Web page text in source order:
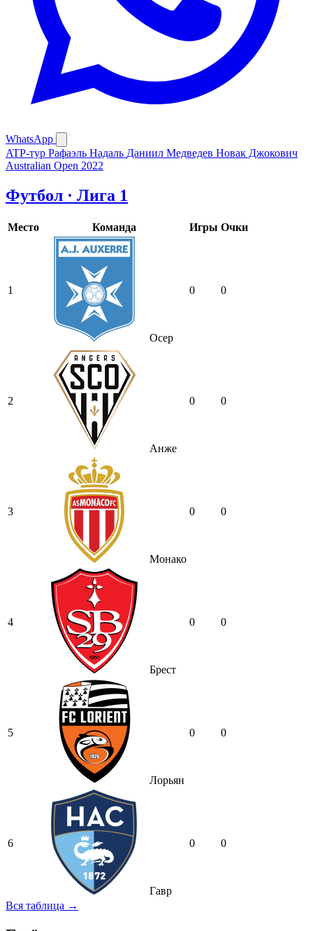
WhatsApp
ATP-тур Рафаэль Надаль Даниил Медведев Новак Джокович
Australian Open 2022
Футбол · Лига 1
Место Команда Игры Очки
1
Осер
0 0
2
Анже
0 0
3
Монако
0 0
4
Брест
0 0
5
Лорьян
0 0
6
Гавр
0 0
Вся таблица →